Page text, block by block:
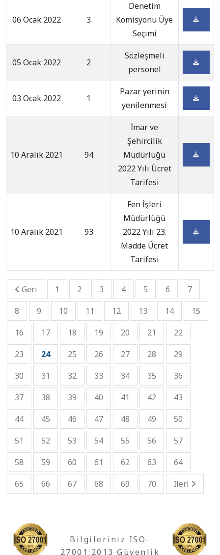
06 Ocak 2022 3
Denetim
Komisyonu Üye
Seçimi
05 Ocak 2022 2
Sözleşmeli
personel
03 Ocak 2022 1
Pazar yerinin
yenilenmesi
10 Aralık 2021 94
İmar ve
Şehircilik
Müdürlüğü
2022 Yılı Ücret
Tarifesi
10 Aralık 2021 93
Fen İşleri
Müdürlüğü
2022 Yılı 23.
Madde Ücret
Tarifesi
Geri 1 2 3 4 5 6
7
8
9 10 11 12 13 14
15
16
17 18 19 20 21
22
23
24 25 26 27 28
29
30
31 32 33 34 35
36
37
38 39 40 41 42
43
44
45 46 47 48 49
50
51
52 53 54 55 56
57
58
59 60 61 62 63
64
65
66 67 68 69 70 İleri
Bilgileriniz ISO-
27001:2013 Güvenlik